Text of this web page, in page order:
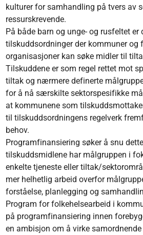
kulturer for samhandling på tvers av
ressurskrevende.
På både barn og unge- og rusfeltet er
tilskuddsordninger der kommuner og
organisasjoner kan søke midler til
Tilskuddene er som regel rettet mot
tiltak og nærmere definerte
for å nå særskilte sektorspesifikke
at kommunene som
til tilskuddsordningens regelverk
behov.
Programfinansiering søker å snu
tilskuddsmidlene har målgruppen i
enkelte tjeneste eller tiltak/
mer helhetlig arbeid overfor
forståelse, planlegging og
Program for folkehelsearbeid i
på programfinansiering innen
en ambisjon om å virke